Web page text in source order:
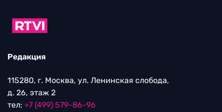
Редакция
115280, г. Москва, ул. Ленинская слобода,
д. 26, этаж 2
тел: +7 (499) 579-86-96